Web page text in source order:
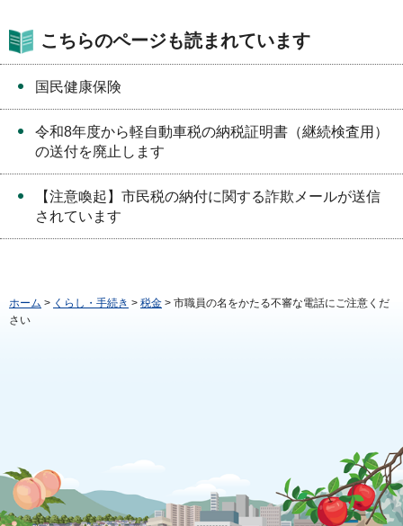
こちらのページも読まれています
国民健康保険
令和8年度から軽自動車税の納税証明書（継続検査用）
の送付を廃止します
【注意喚起】市民税の納付に関する詐欺メールが送信
されています
ホーム > くらし・手続き > 税金 > 市職員の名をかたる不審な電話にご注意くだ
さい